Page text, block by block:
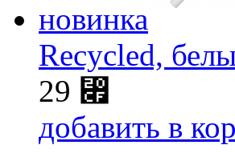
новинка
Recycled,
29 ⃏
добавить в